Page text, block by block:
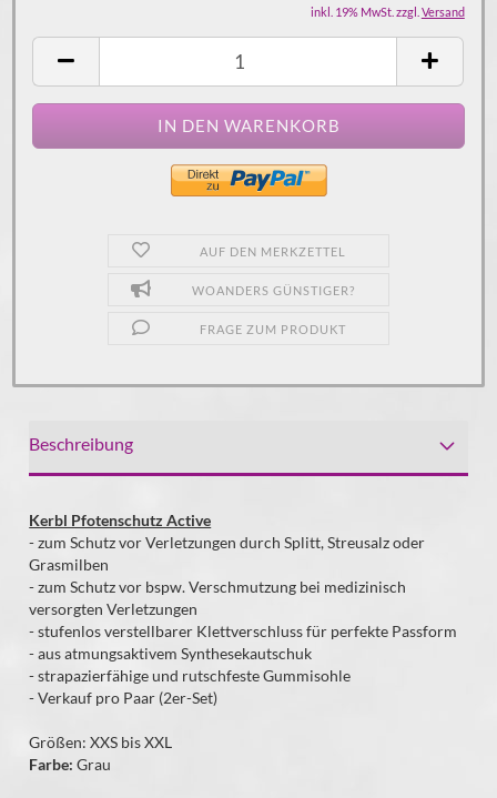
inkl. 19% MwSt. zzgl. Versand
AUF DEN MERKZETTEL
WOANDERS GÜNSTIGER?
FRAGE ZUM PRODUKT
Beschreibung
Kerbl Pfotenschutz Active
- zum Schutz vor Verletzungen durch Splitt, Streusalz oder
Grasmilben
- zum Schutz vor bspw. Verschmutzung bei medizinisch
versorgten Verletzungen
- stufenlos verstellbarer Klettverschluss für perfekte Passform
- aus atmungsaktivem Synthesekautschuk
- strapazierfähige und rutschfeste Gummisohle
- Verkauf pro Paar (2er-Set)
Größen:XXS bisXXL
Farbe: Grau